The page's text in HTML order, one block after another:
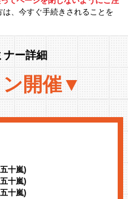
、今すぐ手続きされることを
ー詳細
開催▼
十嵐)
十嵐)
十嵐)